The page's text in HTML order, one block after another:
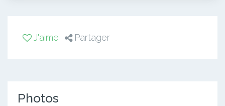
J'aime Partager
Photos